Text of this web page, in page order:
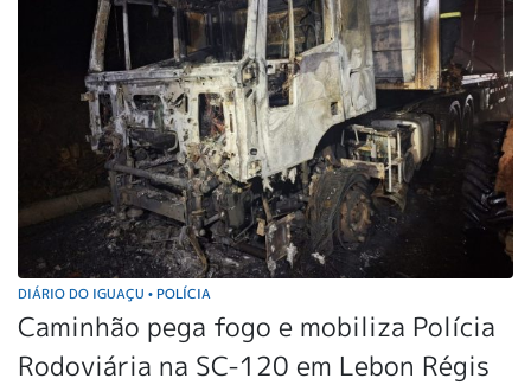
DIÁRIO DO IGUAÇU • POLÍCIA
Caminhão pega fogo e mobiliza Polícia
Rodoviária na SC-120 em Lebon Régis